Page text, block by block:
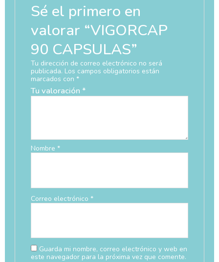
Sé el primero en
valorar “VIGORCAP
90 CAPSULAS”
Tu dirección de correo electrónico no será
publicada. Los campos obligatorios están
marcados con *
Tu valoración *
Nombre *
Correo electrónico *
Guarda mi nombre, correo electrónico y web en
este navegador para la próxima vez que comente.